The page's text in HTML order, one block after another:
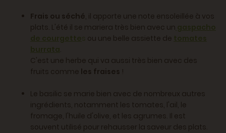
Frais ou séché, il apporte une note ensoleillée à vos
plats. L'été il se mariera très bien avec un gaspacho
de courgettes ou une belle assiette de tomates
burrata.
C'est une herbe qui va aussi très bien avec des
fruits comme les fraises !
Le basilic se marie bien avec de nombreux autres
ingrédients, notamment les tomates, l'ail, le
fromage, l'huile d'olive, et les agrumes. Il est
souvent utilisé pour rehausser la saveur des plats.